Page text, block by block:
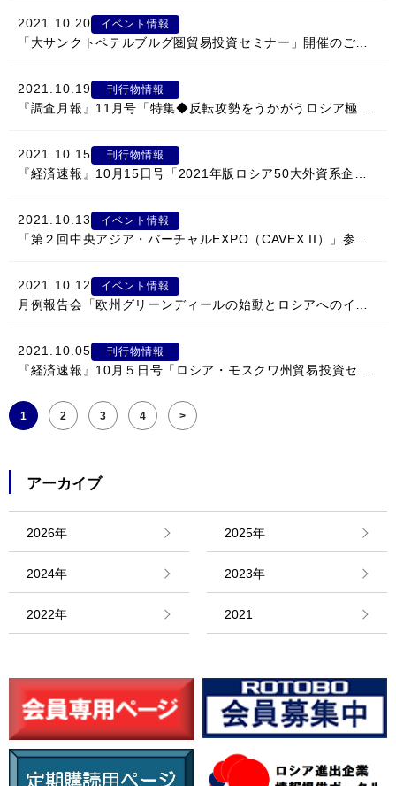
2021.10.20 イベント情報
2021.10.19 刊行物情報
2021.10.15 刊行物情報
2021.10.13 イベント情報
2021.10.12 イベント情報
2021.10.05 刊行物情報
1 2 3 4 >
アーカイブ
2026年 2025年
2024年 2023年
2022年 2021